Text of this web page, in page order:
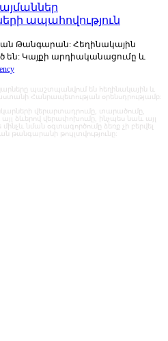
ապահովություն
Թանգարան: Հեղինակային
Կայքի արդիականացումը և
պաշտպանվում են հեղինակային և
Հանրապետության օրենսդրությամբ:
վերարտադրումը, տարածումը,
ձևերով վերափոխումը, ինչպես նաև այլ
նման օգտագործումը ձեռք չի բերվել
թանգարանի թույլտվությունը: